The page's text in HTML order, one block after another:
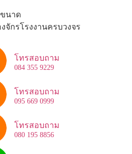
นาด
จักรโรงงานครบวงจร
โทรสอบถาม
084 355 9229
โทรสอบถาม
095 669 0999
โทรสอบถาม
080 195 8856